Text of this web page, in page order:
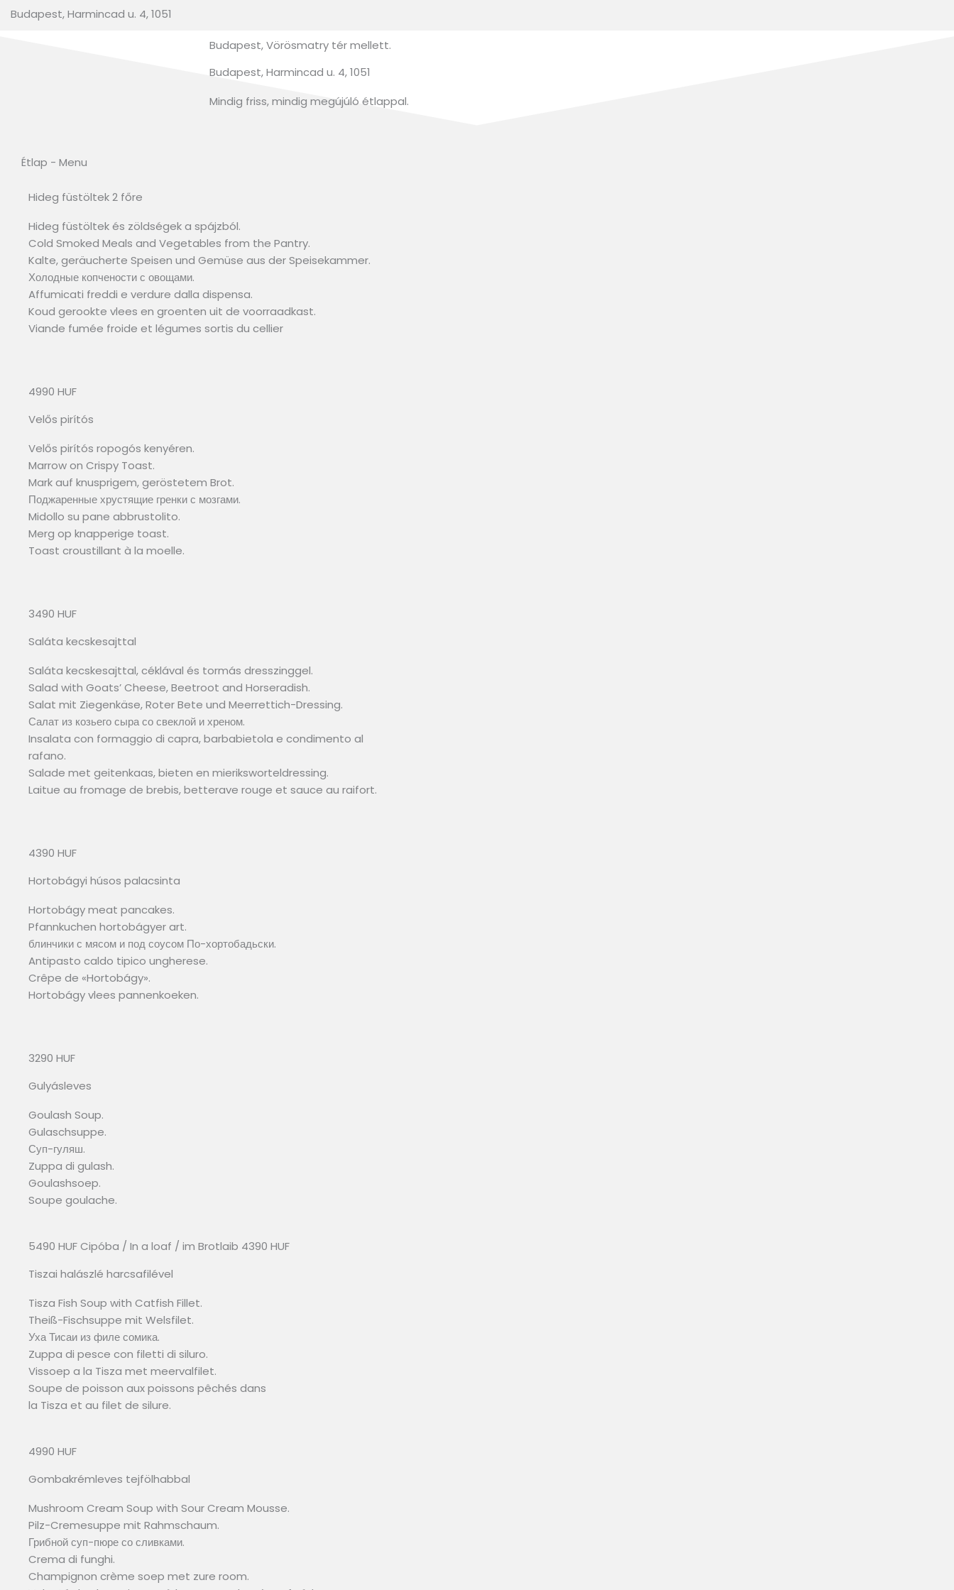
Budapest, Harmincad u. 4, 1051
Budapest, Vörösmatry tér mellett.
Budapest, Harmincad u. 4, 1051
Mindig friss, mindig megújúló étlappal.
Étlap - Menu
Hideg füstöltek 2 főre
Hideg füstöltek és zöldségek a spájzból.
Cold Smoked Meals and Vegetables from the Pantry.
Kalte, geräucherte Speisen und Gemüse aus der Speisekammer.
Холодные копчености с овощами.
Affumicati freddi e verdure dalla dispensa.
Koud gerookte vlees en groenten uit de voorraadkast.
Viande fumée froide et légumes sortis du cellier
4990 HUF
Velős pirítós
Velős pirítós ropogós kenyéren.
Marrow on Crispy Toast.
Mark auf knusprigem, geröstetem Brot.
Поджаренные хрустящие гренки с мозгами.
Midollo su pane abbrustolito.
Merg op knapperige toast.
Toast croustillant à la moelle.
3490 HUF
Saláta kecskesajttal
Saláta kecskesajttal, céklával és tormás dresszinggel.
Salad with Goats’ Cheese, Beetroot and Horseradish.
Salat mit Ziegenkäse, Roter Bete und Meerrettich-Dressing.
Салат из козьего сыра со свеклой и хреном.
Insalata con formaggio di capra, barbabietola e condimento al
rafano.
Salade met geitenkaas, bieten en mieriksworteldressing.
Laitue au fromage de brebis, betterave rouge et sauce au raifort.
4390 HUF
Hortobágyi húsos palacsinta
Hortobágy meat pancakes.
Pfannkuchen hortobágyer art.
блинчики с мясом и под соусом По-хортобадьски.
Antipasto caldo tipico ungherese.
Crêpe de «Hortobágy».
Hortobágy vlees pannenkoeken.
3290 HUF
Gulyásleves
Goulash Soup.
Gulaschsuppe.
Суп-гуляш.
Zuppa di gulash.
Goulashsoep.
Soupe goulache.
5490 HUF Cipóba / In a loaf / im Brotlaib 4390 HUF
Tiszai halászlé harcsafilével
Tisza Fish Soup with Catfish Fillet.
Theiß-Fischsuppe mit Welsfilet.
Уха Тисаи из филе сомика.
Zuppa di pesce con filetti di siluro.
Vissoep a la Tisza met meervalfilet.
Soupe de poisson aux poissons pêchés dans
la Tisza et au filet de silure.
4990 HUF
Gombakrémleves tejfölhabbal
Mushroom Cream Soup with Sour Cream Mousse.
Pilz-Cremesuppe mit Rahmschaum.
Грибной суп-пюре со сливками.
Crema di funghi.
Champignon crème soep met zure room.